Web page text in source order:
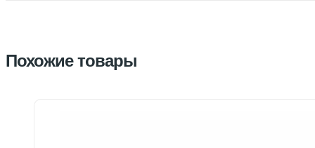
Похожие товары